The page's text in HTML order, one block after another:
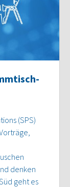
(SPS)
denken
geht es